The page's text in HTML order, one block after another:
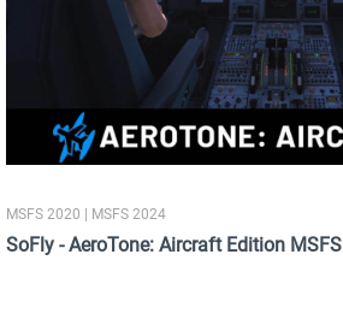
MSFS 2020 | MSFS 2024
SoFly - AeroTone: Aircraft Edition MSFS